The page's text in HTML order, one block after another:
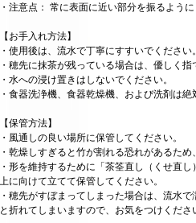
・注意点： 常に表面に近い部分を振るよう
【お手入れ方法】
・使用後は、流水で丁寧にすすいでください。
・穂先に抹茶が残っている場合は、優しく指
・水への浸け置きはしないでください。
・食器洗浄機、食器乾燥機、および洗剤は絶
【保管方法】
・風通しの良い場所に保管してください。
・乾燥しすぎると竹が割れる恐れがあるた
・形を維持するために「茶筌直し（くせ直
上に向けて立てて保管してください。
・穂先がすぼまってしまった場合は、流水
と折れてしまいますので、お気をつけくださ